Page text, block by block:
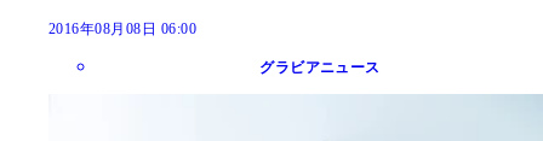
2016年08月08日 06:00
グラビアニュース